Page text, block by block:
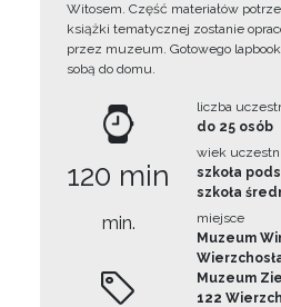
Witosem. Część materiałów
książki tematycznej zostanie
przez muzeum. Gotowego
sobą do domu.
120 min
min.
liczba
do 25 osób
wiek
szkoła
szkoła
miejsce
Muzeum
Muzeum
122